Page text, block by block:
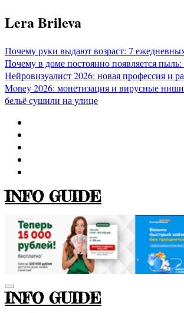
Перейти
к
Lera Brileva
Почему руки выдают возраст: 7
Почему в доме постоянно появляется
Нейровизуалист 2026: новая профессия и
Money 2026: монетизация и вирусные ниши
бельё сушили на улице
INFO GUIDE
INFO GUIDE